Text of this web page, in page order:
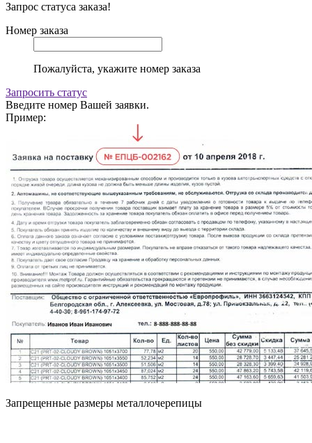
Запрос статуса заказа!
Номер заказа
Пожалуйста, укажите номер заказа
Запросить статус
Введите номер Вашей заявки.
Пример:
Запрещенные размеры металлочерепицы